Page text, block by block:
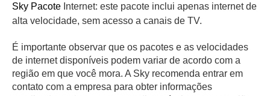
Sky Pacote Internet: este pacote inclui apenas internet de
alta velocidade, sem acesso a canais de TV.
É importante observar que os pacotes e as velocidades
de internet disponíveis podem variar de acordo com a
região em que você mora. A Sky recomenda entrar em
contato com a empresa para obter informações